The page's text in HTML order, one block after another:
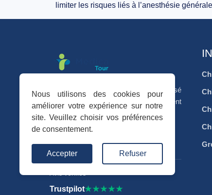
limiter les risques liés à l’anesthésie
Votre séjour médical en Tunisie, organisé
avec sérieux, accompagnement
personnalisé et coordination complète.
Trustpilot★★★★★
Nous utilisons des cookies pour
améliorer votre expérience sur notre
site. Veuillez choisir vos préférences
de consentement.
Accepter Refuser